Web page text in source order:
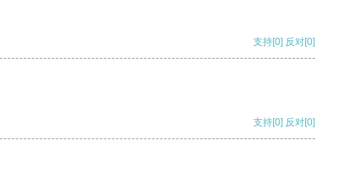
支持[0] 反对[0]
支持[0] 反对[0]